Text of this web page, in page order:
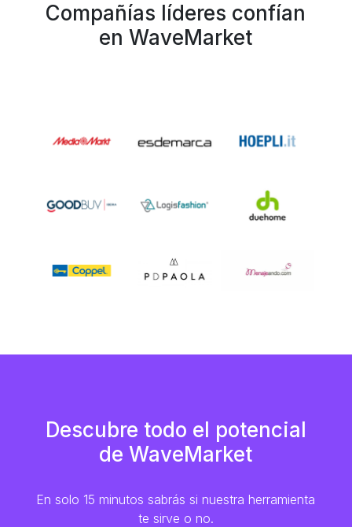
Compañías líderes confían
en WaveMarket
Descubre todo el potencial
de WaveMarket
En solo 15 minutos sabrás si nuestra herramienta
te sirve o no.